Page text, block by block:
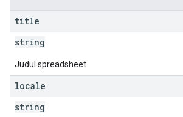
title
string
Judul spreadsheet.
locale
string